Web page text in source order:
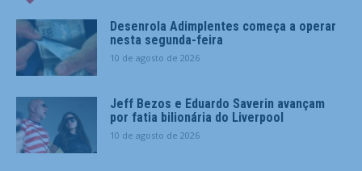
Desenrola Adimplentes começa a operar
nesta segunda-feira
10 de agosto de 2026
Jeff Bezos e Eduardo Saverin avançam
por fatia bilionária do Liverpool
10 de agosto de 2026